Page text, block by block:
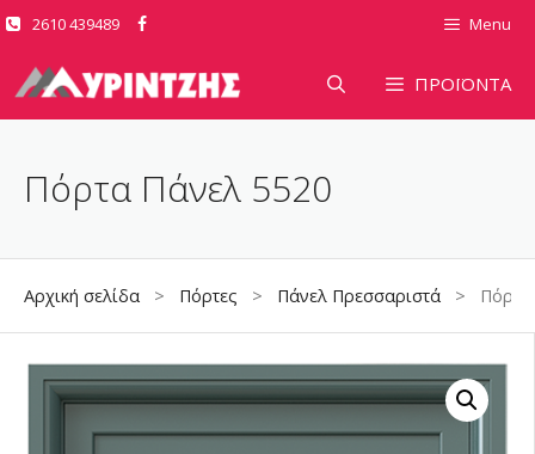
Μετάβαση
περιεχόμενο
2610 439489 Menu
ΠΡΟΪΟΝΤΑ
Πόρτα Πάνελ 5520
Αρχική σελίδα > Πόρτες > Πάνελ Πρεσσαριστά > Πόρτα